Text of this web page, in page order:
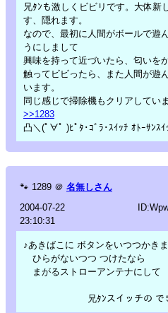
兄ﾀﾝも激しくビビリです。大体新
す、隠れます。
なので、最初に人間がボールで遊
うにしまして
興味を持って近づいたら、匂いを
触ってビビったら、また人間が遊
います。
同じ感じで掃除機もクリアしていま
>>1283
凸＼(ﾟ∀ﾟ )ﾋﾟﾀ･ｺﾞﾗ･ｽｲｯﾁ ｵﾄｰｻﾝｽｲ
🐾 1289 ＠ 名無しさん
2004-07-22
23:10:31
♪あきばこに ボタンをいつつかき
ひらがないつつ つけたなら
まがるストローアンテナにして
兄ﾀﾝスイッチの できあ